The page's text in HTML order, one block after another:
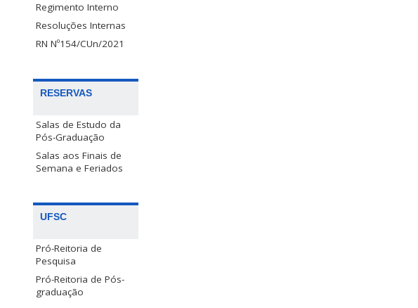
Regimento Interno
Resoluções Internas
RN Nº154/CUn/2021
RESERVAS
Salas de Estudo da
Pós-Graduação
Salas aos Finais de
Semana e Feriados
UFSC
Pró-Reitoria de
Pesquisa
Pró-Reitoria de Pós-
graduação